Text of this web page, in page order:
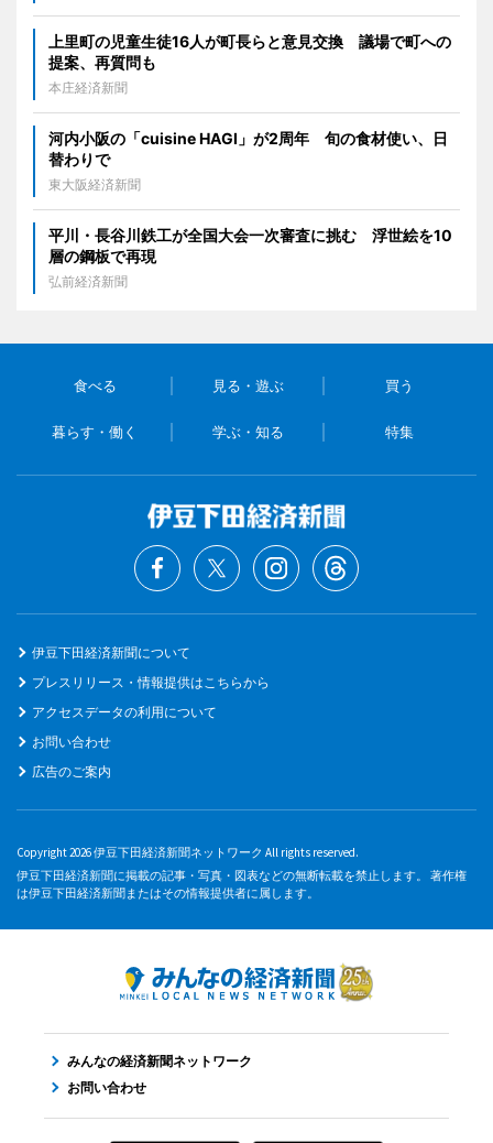
上里町の児童生徒16人が町長らと意見交換 議場で町への
提案、再質問も
本庄経済新聞
河内小阪の「cuisine HAGI」が2周年 旬の食材使い、日
替わりで
東大阪経済新聞
平川・長谷川鉄工が全国大会一次審査に挑む 浮世絵を10
層の鋼板で再現
弘前経済新聞
食べる 見る・遊ぶ 買う
暮らす・働く 学ぶ・知る 特集
伊豆下田経済新聞について
プレスリリース・情報提供はこちらから
アクセスデータの利用について
お問い合わせ
広告のご案内
Copyright 2026 伊豆下田経済新聞ネットワーク All rights reserved.
伊豆下田経済新聞に掲載の記事・写真・図表などの無断転載を禁止します。 著作権
は伊豆下田経済新聞またはその情報提供者に属します。
みんなの経済新聞ネットワーク
お問い合わせ